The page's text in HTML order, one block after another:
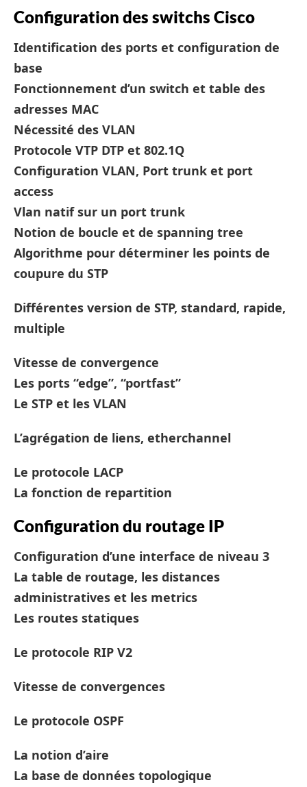
Configuration des switchs Cisco
Identification des ports et configuration de
base
Fonctionnement d’un switch et table des
adresses MAC
Nécessité des VLAN
Protocole VTP DTP et 802.1Q
Configuration VLAN, Port trunk et port
access
Vlan natif sur un port trunk
Notion de boucle et de spanning tree
Algorithme pour déterminer les points de
coupure du STP
Différentes version de STP, standard, rapide,
multiple
Vitesse de convergence
Les ports “edge”, “portfast”
Le STP et les VLAN
L’agrégation de liens, etherchannel
Le protocole LACP
La fonction de repartition
Configuration du routage IP
Configuration d’une interface de niveau 3
La table de routage, les distances
administratives et les metrics
Les routes statiques
Le protocole RIP V2
Vitesse de convergences
Le protocole OSPF
La notion d’aire
La base de données topologique